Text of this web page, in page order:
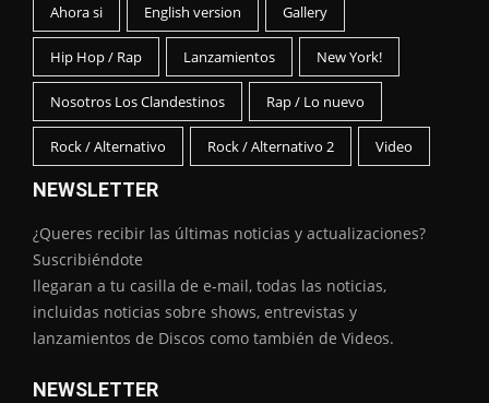
Ahora si English version Gallery
Hip Hop / Rap Lanzamientos New York!
Nosotros Los Clandestinos Rap / Lo nuevo
Rock / Alternativo Rock / Alternativo 2 Video
NEWSLETTER
¿Queres recibir las últimas noticias y actualizaciones?
Suscribiéndote
llegaran a tu casilla de e-mail, todas las noticias,
incluidas noticias sobre shows, entrevistas y
lanzamientos de Discos como también de Videos.
NEWSLETTER